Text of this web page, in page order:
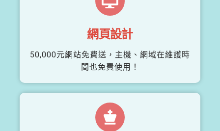
網頁設計
50,000元網站免費送，主機、網域在維護時
間也免費使用！